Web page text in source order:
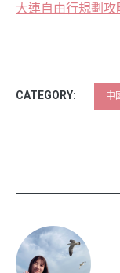
大連自由行規劃
CATEGORY: 中